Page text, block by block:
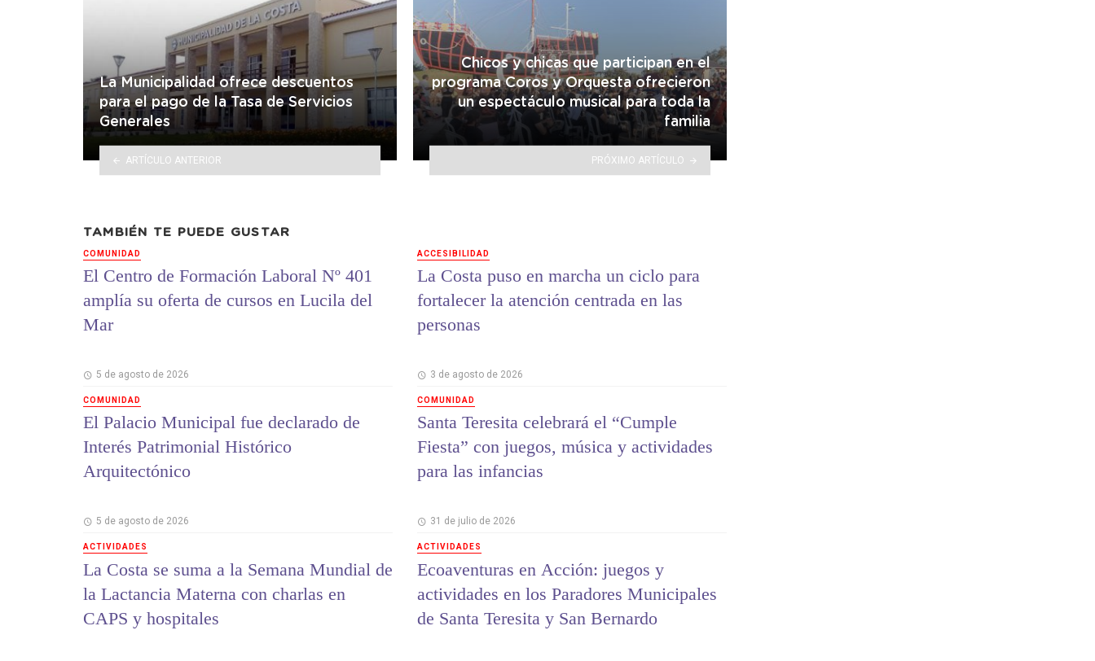
La Municipalidad ofrece descuentos
para el pago de la Tasa de Servicios
Generales
ARTÍCULO ANTERIOR
Chicos y chicas que participan en el
programa Coros y Orquesta ofrecieron
un espectáculo musical para toda la
familia
PRÓXIMO ARTÍCULO
TAMBIÉN TE PUEDE GUSTAR
COMUNIDAD
El Centro de Formación Laboral Nº 401
amplía su oferta de cursos en Lucila del
Mar
5 de agosto de 2026
COMUNIDAD
El Palacio Municipal fue declarado de
Interés Patrimonial Histórico
Arquitectónico
5 de agosto de 2026
ACTIVIDADES
La Costa se suma a la Semana Mundial de
la Lactancia Materna con charlas en
CAPS y hospitales
ACCESIBILIDAD
La Costa puso en marcha un ciclo para
fortalecer la atención centrada en las
personas
3 de agosto de 2026
COMUNIDAD
Santa Teresita celebrará el “Cumple
Fiesta” con juegos, música y actividades
para las infancias
31 de julio de 2026
ACTIVIDADES
Ecoaventuras en Acción: juegos y
actividades en los Paradores Municipales
de Santa Teresita y San Bernardo